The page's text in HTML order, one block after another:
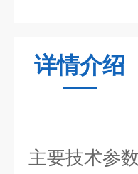
详情介绍
主要技术参数